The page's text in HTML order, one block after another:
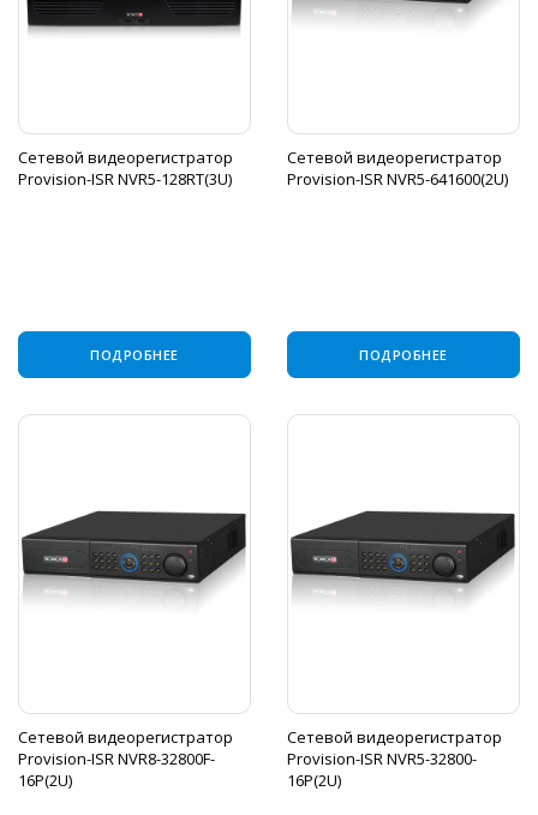
Сетевой видеорегистратор
Provision-ISR NVR5-128RT(3U)
ПОДРОБНЕЕ
Сетевой видеорегистратор
Provision-ISR NVR5-641600(2U)
ПОДРОБНЕЕ
Сетевой видеорегистратор
Provision-ISR NVR8-32800F-
16P(2U)
Сетевой видеорегистратор
Provision-ISR NVR5-32800-
16P(2U)